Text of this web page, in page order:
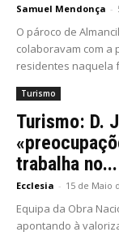
Samuel Mendonça -
O pároco de
colaboravam com
residentes naquela
Turismo
Turismo: D.
trabalha no...
Ecclesia - 15 de Maio
Equipa da Obra
apontando à